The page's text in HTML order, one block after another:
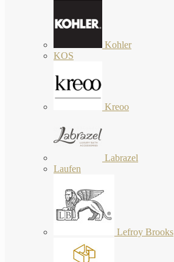
Kohler
KOS
Kreoo
Labrazel
Laufen
Lefroy Brooks